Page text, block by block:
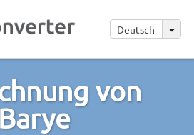
Deutsch
von
Barye